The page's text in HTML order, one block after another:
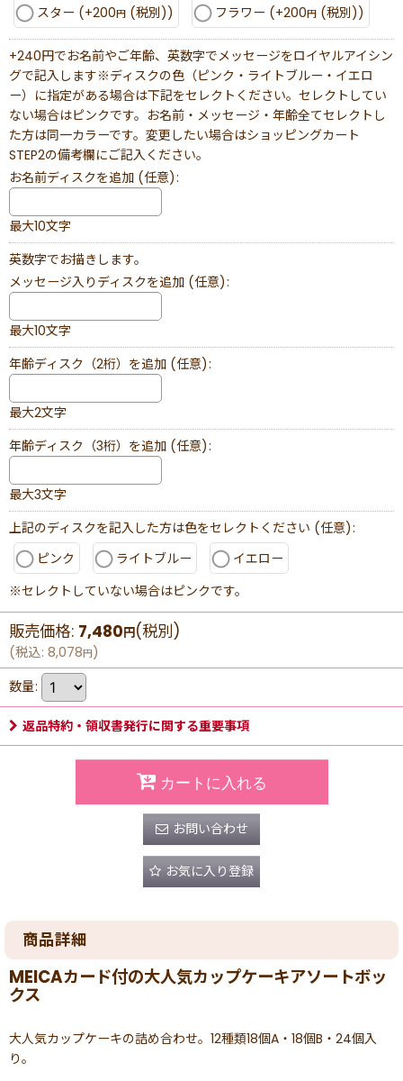
スター (+200円 (税別)) フラワー (+200円 (税別))
+240円でお名前やご年齢、英数字でメッセージをロイヤルアイシン
グで記入します※ディスクの色（ピンク・ライトブルー・イエロ
ー）に指定がある場合は下記をセレクトください。セレクトしてい
ない場合はピンクです。お名前・メッセージ・年齢全てセレクトし
た方は同一カラーです。変更したい場合はショッピングカート
STEP2の備考欄にご記入ください。
お名前ディスクを追加 (任意):
最大10文字
英数字でお描きします。
メッセージ入りディスクを追加 (任意):
最大10文字
年齢ディスク（2桁）を追加 (任意):
最大2文字
年齢ディスク（3桁）を追加 (任意):
最大3文字
上記のディスクを記入した方は色をセレクトください (任意):
ピンク
ライトブルー
イエロー
※セレクトしていない場合はピンクです。
販売価格: 7,480円(税別)
(税込: 8,078円)
数量:
返品特約・領収書発行に関する重要事項
カートに入れる
お問い合わせ
お気に入り登録
商品詳細
MEICAカード付の大人気カップケーキアソートボッ
クス
大人気カップケーキの詰め合わせ。12種類18個A・18個B・24個入
り。